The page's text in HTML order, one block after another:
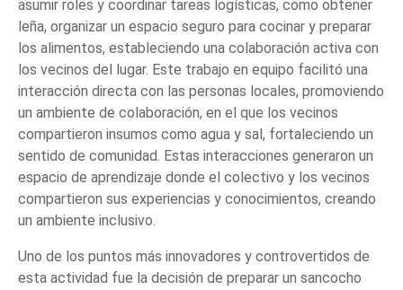
asumir roles y coordinar tareas logísticas, como obtener
leña, organizar un espacio seguro para cocinar y preparar
los alimentos, estableciendo una colaboración activa con
los vecinos del lugar. Este trabajo en equipo facilitó una
interacción directa con las personas locales, promoviendo
un ambiente de colaboración, en el que los vecinos
compartieron insumos como agua y sal, fortaleciendo un
sentido de comunidad. Estas interacciones generaron un
espacio de aprendizaje donde el colectivo y los vecinos
compartieron sus experiencias y conocimientos, creando
un ambiente inclusivo.
Uno de los puntos más innovadores y controvertidos de
esta actividad fue la decisión de preparar un sancocho